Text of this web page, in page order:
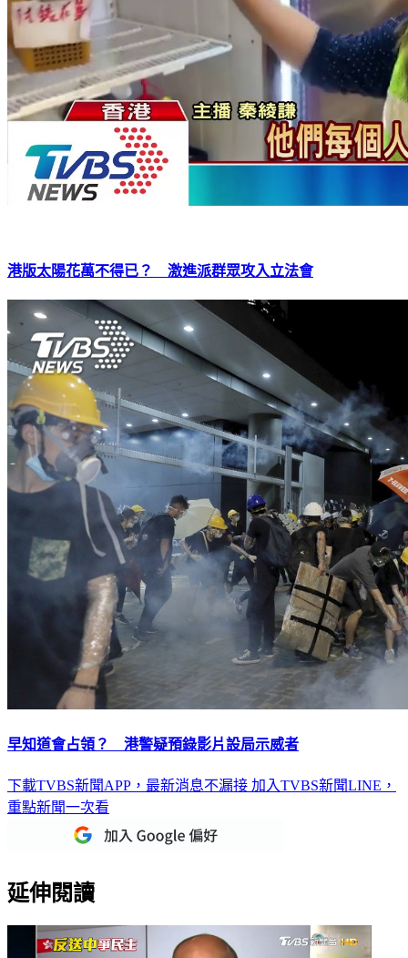
港版太陽花萬不得已？ 激進派群眾攻入立法會
早知道會占領？ 港警疑預錄影片設局示威者
下載TVBS新聞APP，最新消息不漏接 加入TVBS新聞LINE，
重點新聞一次看
延伸閱讀